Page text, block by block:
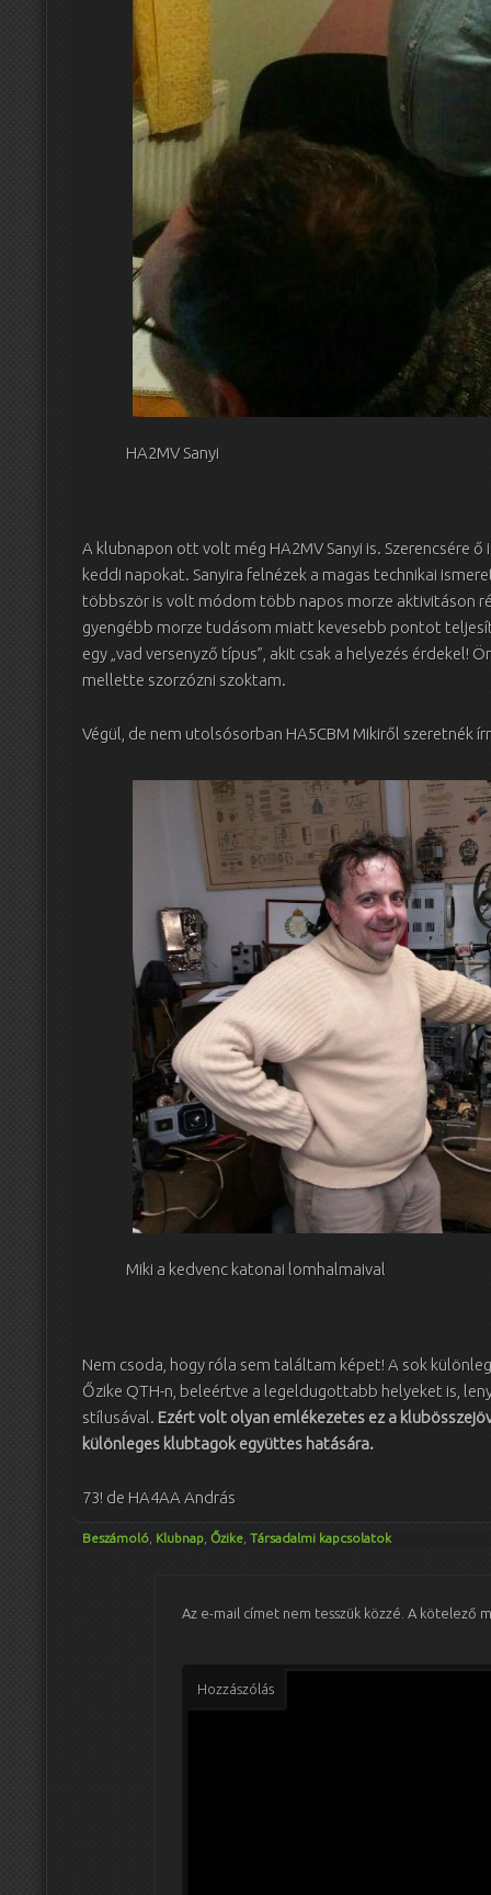
HA2MV Sanyi
A klubnapon ott volt még HA2MV Sanyi is. Szerencsére
keddi napokat. Sanyira felnézek a magas technikai
többször is volt módom több napos morze aktivitáson
gyengébb morze tudásom miatt kevesebb pontot
egy „vad versenyző típus”, akit csak a helyezés érdekel!
mellette szorzózni szoktam.
Végül, de nem utolsósorban HA5CBM Mikiről szeretnék
Miki a kedvenc katonai lomhalmaival
Nem csoda, hogy róla sem találtam képet! A sok
Őzike QTH-n, beleértve a legeldugottabb helyeket is,
stílusával. Ezért volt olyan emlékezetes ez a
különleges klubtagok együttes hatására.
73! de HA4AA András
Beszámoló Klubnap Őzike Társadalmi kapcsolatok
Az e-mail címet nem tesszük közzé. A kötelező
Hozzászólás